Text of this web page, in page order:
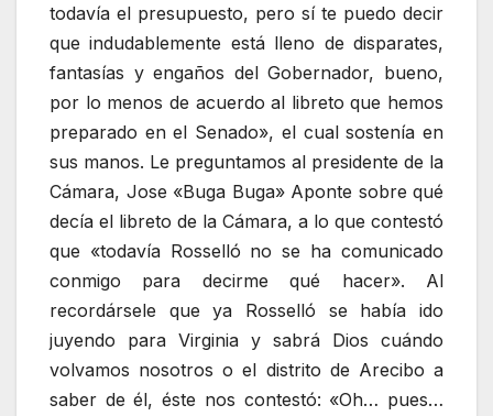
todavía el presupuesto, pero sí te puedo decir
que indudablemente está lleno de disparates,
fantasías y engaños del Gobernador, bueno,
por lo menos de acuerdo al libreto que hemos
preparado en el Senado», el cual sostenía en
sus manos. Le preguntamos al presidente de la
Cámara, Jose «Buga Buga» Aponte sobre qué
decía el libreto de la Cámara, a lo que contestó
que «todavía Rosselló no se ha comunicado
conmigo para decirme qué hacer». Al
recordársele que ya Rosselló se había ido
juyendo para Virginia y sabrá Dios cuándo
volvamos nosotros o el distrito de Arecibo a
saber de él, éste nos contestó: «Oh… pues…